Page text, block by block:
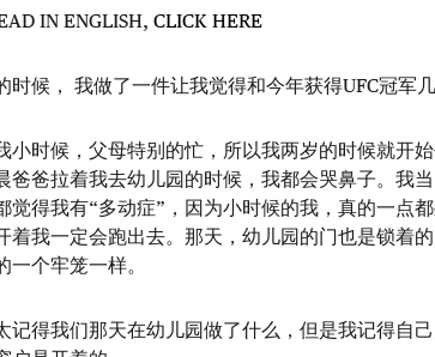
IN ENGLISH, CLICK HERE
时候， 我做了一件让我觉得和今年获得UFC冠军
小时候，父母特别的忙，所以我两岁的时候就开
爸爸拉着我去幼儿园的时候，我都会哭鼻子。我
觉得我有“多动症”，因为小时候的我，真的一点
着我一定会跑出去。那天，幼儿园的门也是锁着
一个牢笼一样。
记得我们那天在幼儿园做了什么，但是我记得自